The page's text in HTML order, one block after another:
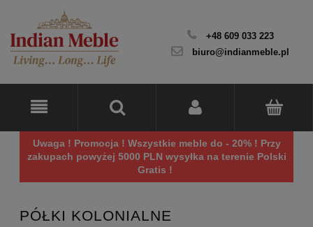
+48 609 033 223
biuro@indianmeble.pl
Uwaga ! Promocja ! Wszystkie meble do - 20% ! Przy
zakupach powyżej 5000 PLN wysyłka na terenie Polski
Gratis !
PÓŁKI KOLONIALNE